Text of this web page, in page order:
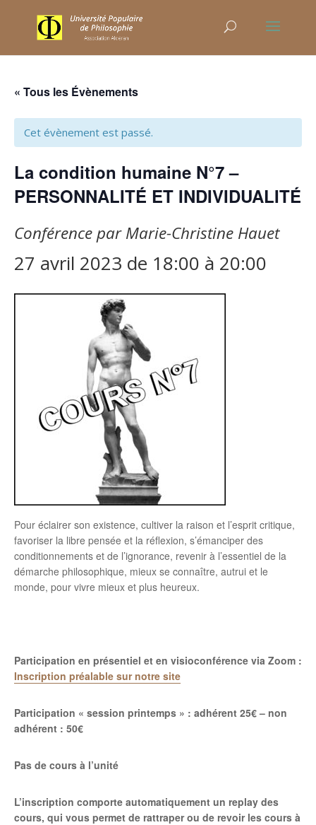
« Tous les Évènements
Cet évènement est passé.
La condition humaine N°7 –
PERSONNALITÉ ET INDIVIDUALITÉ
Conférence par Marie-Christine Hauet
27 avril 2023 de 18:00 à 20:00
Pour éclairer son existence, cultiver la raison et l’esprit critique,
favoriser la libre pensée et la réflexion, s’émanciper des
conditionnements et de l’ignorance, revenir à l’essentiel de la
démarche philosophique, mieux se connaître, autrui et le
monde, pour vivre mieux et plus heureux.
Participation en présentiel et en visioconférence via Zoom :
Inscription préalable sur notre site
Participation « session printemps » : adhérent 25€ – non
adhérent : 50€
Pas de cours à l’unité
L’inscription comporte automatiquement un replay des
cours, qui vous permet de rattraper ou de revoir les cours à